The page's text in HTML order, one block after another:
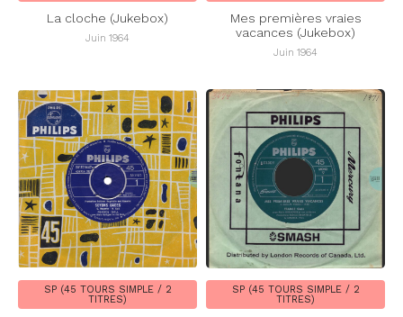
La cloche (Jukebox)
Juin 1964
Mes premières vraies
vacances (Jukebox)
Juin 1964
SP (45 TOURS SIMPLE / 2
TITRES)
SP (45 TOURS SIMPLE / 2
TITRES)